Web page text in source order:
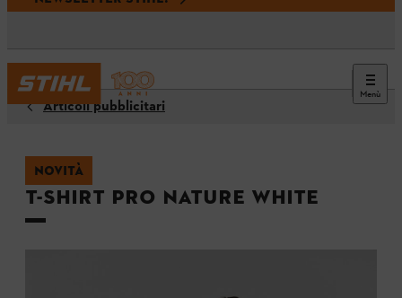
Menù
Articoli pubblicitari
NOVITÀ
T-shirt PRO NATURE WHITE